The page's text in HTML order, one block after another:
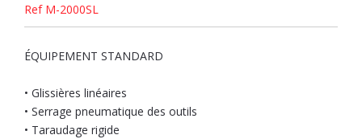
Ref M-2000SL
ÉQUIPEMENT STANDARD
• Glissières linéaires
• Serrage pneumatique des outils
• Taraudage rigide